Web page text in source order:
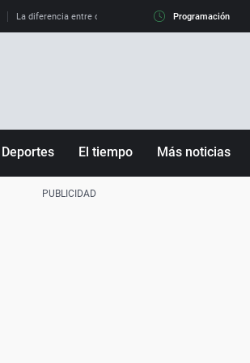
La diferencia entre observar el eclipse al 99% y al 100%
Programación
Deportes El tiempo Más noticias